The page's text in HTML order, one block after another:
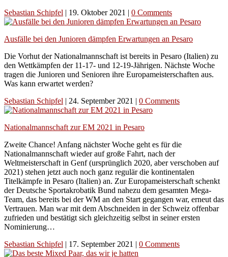
Sebastian Schipfel | 19. Oktober 2021 | 0 Comments
Ausfälle bei den Junioren dämpfen Erwartungen an Pesaro
Die Vorhut der Nationalmannschaft ist bereits in Pesaro (Italien) zu
den Wettkämpfen der 11-17- und 12-19-Jährigen. Nächste Woche
tragen die Junioren und Senioren ihre Europameisterschaften aus.
Was kann erwartet werden?
Sebastian Schipfel | 24. September 2021 | 0 Comments
Nationalmannschaft zur EM 2021 in Pesaro
Zweite Chance! Anfang nächster Woche geht es für die
Nationalmannschaft wieder auf große Fahrt, nach der
Weltmeisterschaft in Genf (ursprünglich 2020, aber verschoben auf
2021) stehen jetzt auch noch ganz regulär die kontinentalen
Titelkämpfe in Pesaro (Italien) an. Zur Europameisterschaft schenkt
der Deutsche Sportakrobatik Bund nahezu dem gesamten Mega-
Team, das bereits bei der WM an den Start gegangen war, erneut das
Vertrauen. Man war mit dem Abschneiden in der Schweiz offenbar
zufrieden und bestätigt sich gleichzeitig selbst in seiner ersten
Nominierung…
Sebastian Schipfel | 17. September 2021 | 0 Comments